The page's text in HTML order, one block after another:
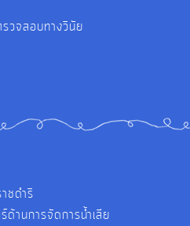
วจสอบทางวินัย
ชดำริ
ด้านการจัดการน้ำเสีย